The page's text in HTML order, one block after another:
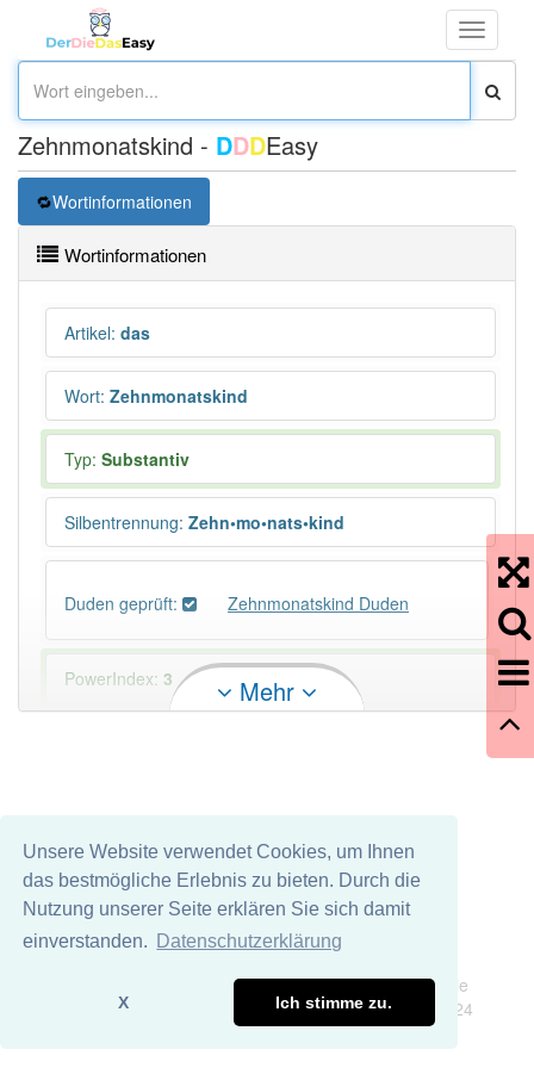
Unsere Website verwendet Cookies, um Ihnen
das bestmögliche Erlebnis zu bieten. Durch die
Nutzung unserer Seite erklären Sie sich damit
einverstanden.
Datenschutzerklärung
X Ich stimme zu.
Toggle
Zehnmonatskind - DDDEasy
Wortinformationen
Wortinformationen
Artikel: das
Wort: Zehnmonatskind
Typ: Substantiv
Silbentrennung: Zehn•mo•nats•kind
Duden geprüft: Zehnmonatskind Duden
PowerIndex: 3
Wörter mit Endung -zehnmonatskind aber mit
einem anderen Artikeldas: 0
Das Wort wird häufig verwendet im Bereich
Mehr
Wir übernehmen keine Garantie und keine Haftung für die
Richtigkeit und Vollständigkeit dieser Seite. DDDEasy 2024